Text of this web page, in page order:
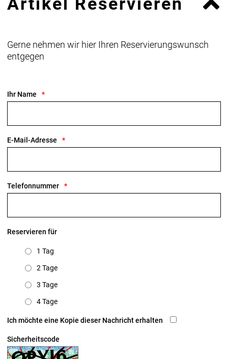
Gerne nehmen wir hier Ihren Reservierungswunsch
entgegen
Ihr Name
E-Mail-Adresse
Telefonnummer
Reservieren für
1 Tag
2 Tage
3 Tage
4 Tage
Ich möchte eine Kopie dieser Nachricht erhalten
Sicherheitscode